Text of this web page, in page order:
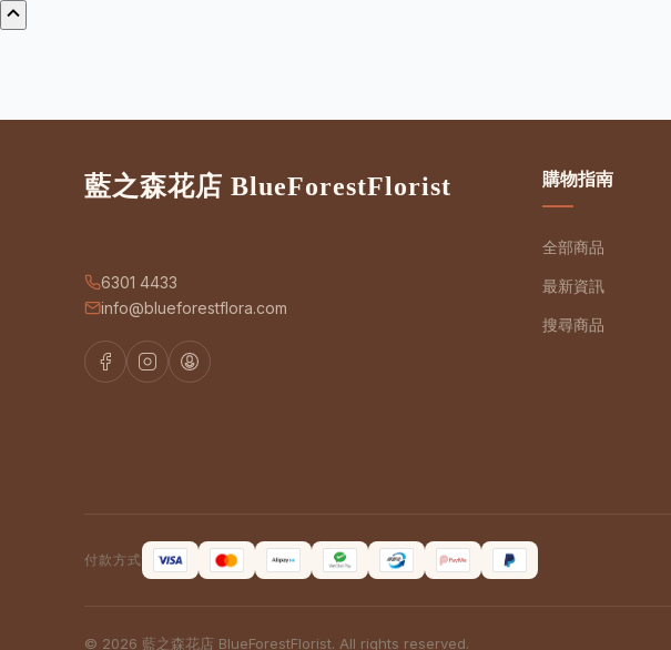
藍之森花店 BlueForestFlorist
6301 4433
info@blueforestflora.com
購物指南
全部商品
最新資訊
搜尋商品
付款方式
© 2026 藍之森花店 BlueForestFlorist. All rights reserved.